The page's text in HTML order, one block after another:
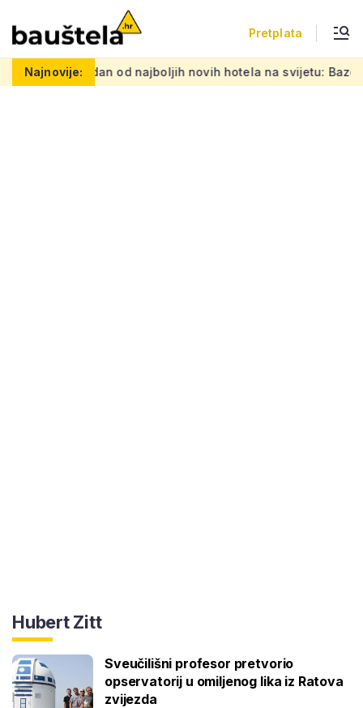
Pretplata
Najnovije:
Ovo je jedan od najboljih novih hotela na svijetu: Bazen
Hubert Zitt
Sveučilišni profesor pretvorio
opservatorij u omiljenog lika iz Ratova
zvijezda